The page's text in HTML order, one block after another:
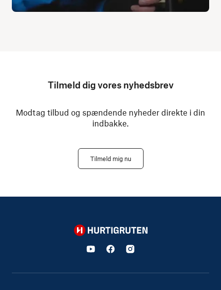
Tilmeld dig vores nyhedsbrev
Modtag tilbud og spændende nyheder direkte i din
indbakke.
Tilmeld mig nu
Hurtigruten